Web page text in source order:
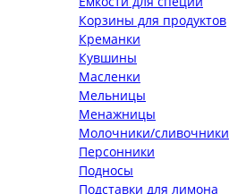
Корзины для продуктов
Креманки
Кувшины
Масленки
Мельницы
Менажницы
Молочники/сливочники
Персонники
Подносы
Подставки для лимона